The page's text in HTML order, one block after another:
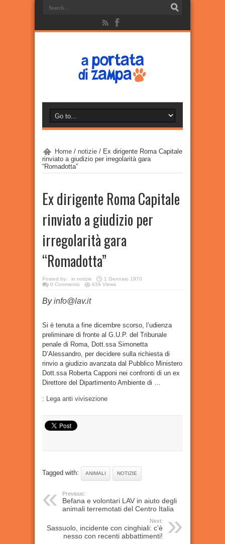
Home / notizie / Ex dirigente Roma Capitale
rinviato a giudizio per irregolarità gara
“Romadotta”
Ex dirigente Roma Capitale
rinviato a giudizio per
irregolarità gara
“Romadotta”
Posted by: in notizie
1 Gennaio 1970
0 Commento
639 Views
Byinfo@lav.it
Si è tenuta a fine dicembre scorso, l’udienza
preliminare di fronte al G.U.P. del Tribunale
penale di Roma, Dott.ssa Simonetta
D’Alessandro, per decidere sulla richiesta di
rinvio a giudizio avanzata dal Pubblico Ministero
Dott.ssa Roberta Capponi nei confronti di un ex
Direttore del Dipartimento Ambiente di …
: Lega anti vivisezione
Tagged with: ANIMALI NOTIZIE
Previous:
Befana e volontari LAV in aiuto degli
animali terremotati del Centro Italia
Next:
Sassuolo, incidente con cinghiali: c’è
nesso con recenti abbattimenti!